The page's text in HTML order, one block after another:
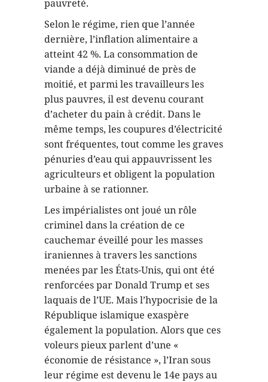
pauvreté.
Selon le régime, rien que l’année
dernière, l’inflation alimentaire a
atteint 42 %. La consommation de
viande a déjà diminué de près de
moitié, et parmi les travailleurs les
plus pauvres, il est devenu courant
d’acheter du pain à crédit. Dans le
même temps, les coupures d’électricité
sont fréquentes, tout comme les graves
pénuries d’eau qui appauvrissent les
agriculteurs et obligent la population
urbaine à se rationner.
Les impérialistes ont joué un rôle
criminel dans la création de ce
cauchemar éveillé pour les masses
iraniennes à travers les sanctions
menées par les États-Unis, qui ont été
renforcées par Donald Trump et ses
laquais de l’UE. Mais l’hypocrisie de la
République islamique exaspère
également la population. Alors que ces
voleurs pieux parlent d’une «
économie de résistance », l’Iran sous
leur régime est devenu le 14e pays au